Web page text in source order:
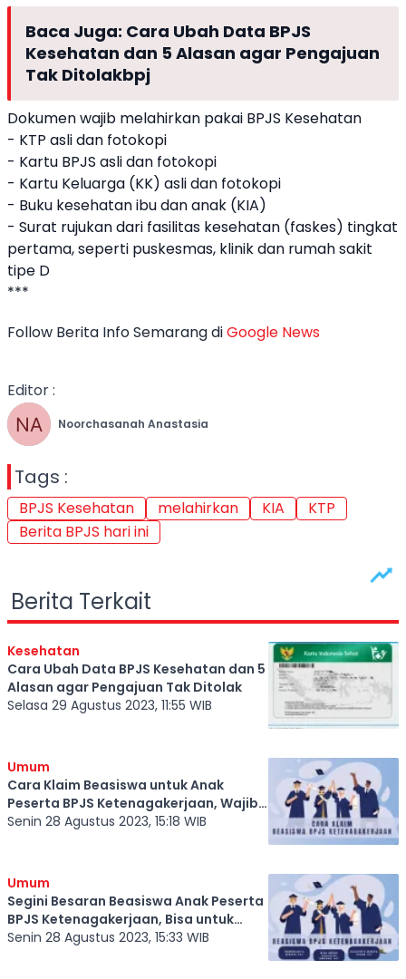
Baca Juga: Cara Ubah Data BPJS
Kesehatan dan 5 Alasan agar Pengajuan
Tak Ditolakbpj
Dokumen wajib melahirkan pakai BPJS Kesehatan
- KTP asli dan fotokopi
- Kartu BPJS asli dan fotokopi
- Kartu Keluarga (KK) asli dan fotokopi
- Buku kesehatan ibu dan anak (KIA)
- Surat rujukan dari fasilitas kesehatan (faskes) tingkat
pertama, seperti puskesmas, klinik dan rumah sakit
tipe D
***
Follow Berita Info Semarang diGoogle News
Editor :
Noorchasanah Anastasia
Tags :
BPJS Kesehatan melahirkan KIA
KTP
Berita BPJS hari ini
Berita Terkait
Kesehatan
Cara Ubah Data BPJS Kesehatan dan 5
Alasan agar Pengajuan Tak Ditolak
Selasa 29 Agustus 2023, 11:55 WIB
Umum
Cara Klaim Beasiswa untuk Anak
Peserta BPJS Ketenagakerjaan, Wajib
Tahu Syaratnya
Senin 28 Agustus 2023, 15:18 WIB
Umum
Segini Besaran Beasiswa Anak Peserta
BPJS Ketenagakerjaan, Bisa untuk
Siswa TK hingga S1
Senin 28 Agustus 2023, 15:33 WIB